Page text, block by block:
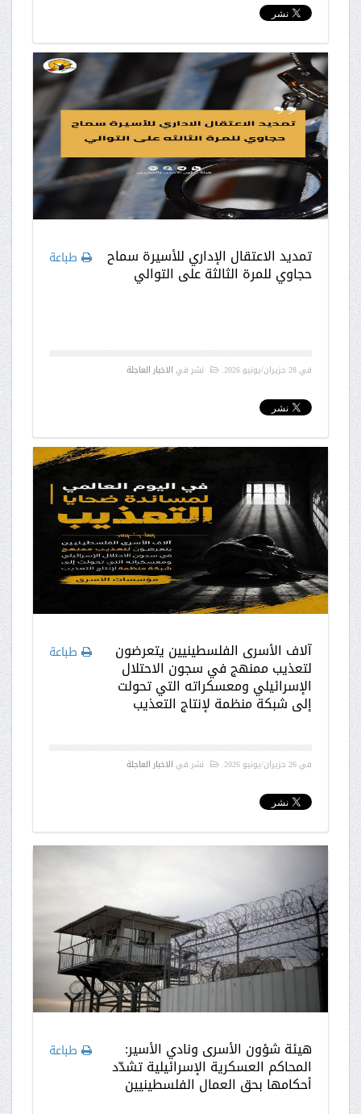
طباعة تمديد الاعتقال الإداري للأسيرة سماح
حجاوي للمرة الثالثة على التوالي
في28 حزيران/يونيو 2026 . نشر في الاخبار العاجلة
طباعة آلاف الأسرى الفلسطينيين يتعرضون
لتعذيب ممنهج في سجون الاحتلال
الإسرائيلي ومعسكراته التي تحولت
إلى شبكة منظمة لإنتاج التعذيب
في26 حزيران/يونيو 2026 . نشر في الاخبار العاجلة
طباعة هيئة شؤون الأسرى ونادي الأسير:
المحاكم العسكرية الإسرائيلية تشدّد
أحكامها بحق العمال الفلسطينيين